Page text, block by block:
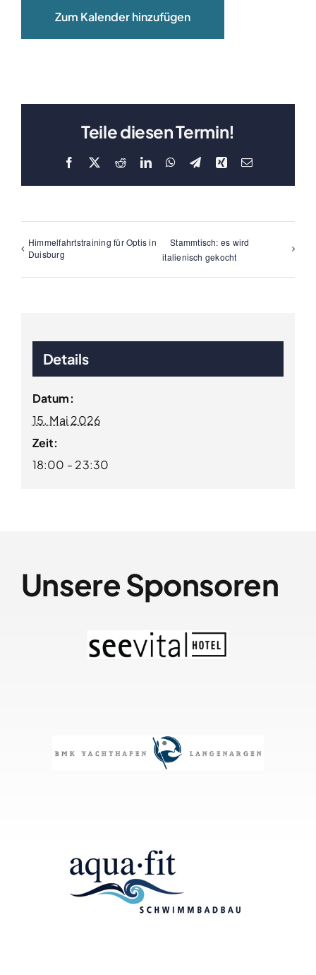
Zum Kalender hinzufügen
Teile diesen Termin!
Facebook RedditLinkedInWhatsApp
Telegram
Xing E-
Himmelfahrtstraining für Optis in
Duisburg
Stammtisch: es wird
italienisch gekocht
Details
Datum:
15. Mai 2026
Zeit:
18:00 - 23:30
Unsere Sponsoren